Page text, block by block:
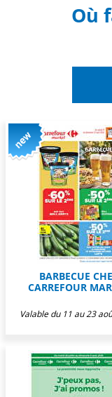
Où
BARBECUE
CARREFOUR
Valable du 11 au 23